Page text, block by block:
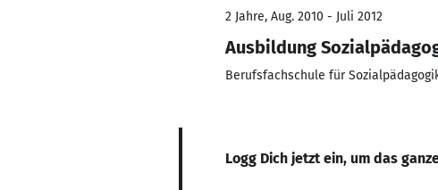
2 Jahre, Aug. 2010 - Juli 2012
Ausbildung
Berufsfachschule für
Logg Dich jetzt ein, um das